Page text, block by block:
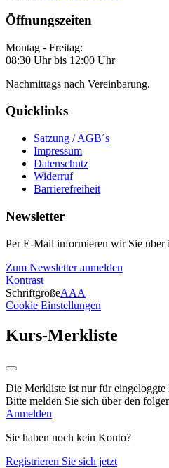
Öffnungszeiten
Montag - Freitag:
08:30 Uhr bis 12:00 Uhr
Nachmittags nach Vereinbarung.
Quicklinks
Satzung / AGB´s
Impressum
Datenschutz
Widerruf
Barrierefreiheit
Newsletter
Per E-Mail informieren wir Sie über
Zum Newsletter anmelden
Kontrast
SchriftgrößeAAA
Cookie Einstellungen
Kurs-Merkliste
Die Merkliste ist nur für eingeloggte
Bitte melden Sie sich über den
Anmelden
Sie haben noch kein Konto?
Registrieren Sie sich jetzt